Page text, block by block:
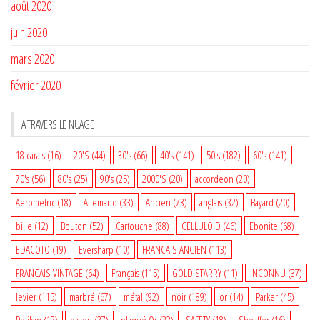
août 2020
juin 2020
mars 2020
février 2020
A TRAVERS LE NUAGE
18 carats (16) 20'S (44) 30's (66) 40's (141) 50's (182) 60's (141)
70's (56) 80's (25) 90's (25) 2000'S (20) accordeon (20)
Aerometric (18) Allemand (33) Ancien (73) anglais (32) Bayard (20)
bille (12) Bouton (52) Cartouche (88) CELLULOID (46) Ebonite (68)
EDACOTO (19) Eversharp (10) FRANCAIS ANCIEN (113)
FRANCAIS VINTAGE (64) Français (115) GOLD STARRY (11) INCONNU (37)
levier (115) marbré (67) métal (92) noir (189) or (14) Parker (45)